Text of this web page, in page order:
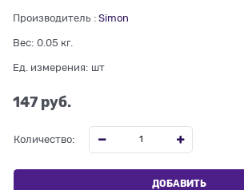
Производитель : Simon
Вес: 0.05 кг.
Ед. измерения: шт
147 руб.
Количество:
ДОБАВИТЬ